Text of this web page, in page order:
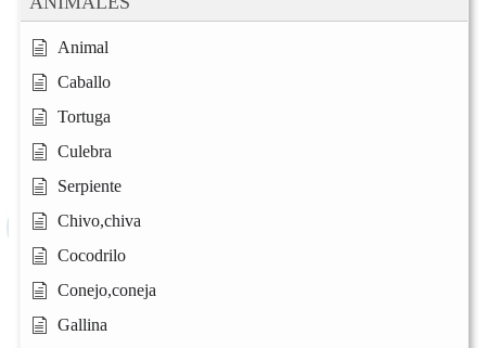
Animal
Caballo
Tortuga
Culebra
Serpiente
Chivo,chiva
Cocodrilo
Conejo,coneja
Gallina